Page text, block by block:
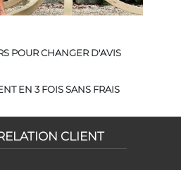
POUR CHANGER D'AVIS
EN 3 FOIS SANS FRAIS
CLIENT